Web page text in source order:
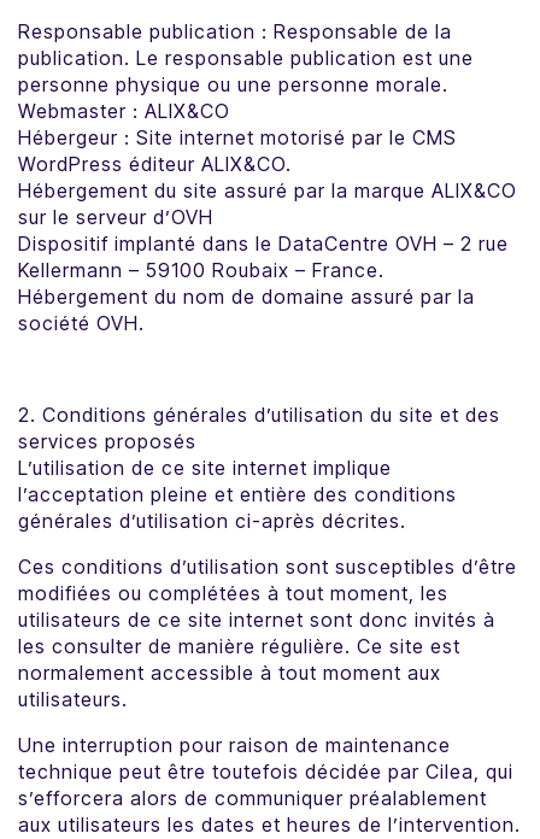
Responsable publication : Responsable de la
publication. Le responsable publication est une
personne physique ou une personne morale.
Webmaster : ALIX&CO
Hébergeur : Site internet motorisé par le CMS
WordPress éditeur ALIX&CO.
Hébergement du site assuré par la marque ALIX&CO
sur le serveur d’OVH
Dispositif implanté dans le DataCentre OVH – 2 rue
Kellermann – 59100 Roubaix – France.
Hébergement du nom de domaine assuré par la
société OVH.
2. Conditions générales d’utilisation du site et des
services proposés
L’utilisation de ce site internet implique
l’acceptation pleine et entière des conditions
générales d’utilisation ci-après décrites.
Ces conditions d’utilisation sont susceptibles d’être
modifiées ou complétées à tout moment, les
utilisateurs de ce site internet sont donc invités à
les consulter de manière régulière. Ce site est
normalement accessible à tout moment aux
utilisateurs.
Une interruption pour raison de maintenance
technique peut être toutefois décidée par Cilea, qui
s’efforcera alors de communiquer préalablement
aux utilisateurs les dates et heures de l’intervention.